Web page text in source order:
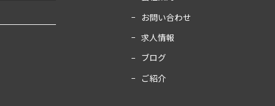
お問い合わせ
求人情報
ブログ
ご紹介